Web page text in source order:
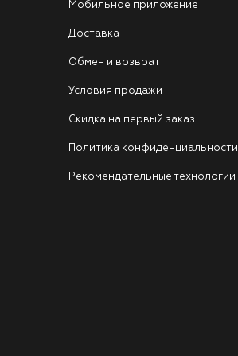
Мобильное приложение
Доставка
Обмен и возврат
Условия продажи
Скидка на первый заказ
Политика конфиденциальности
Рекомендательные технологии